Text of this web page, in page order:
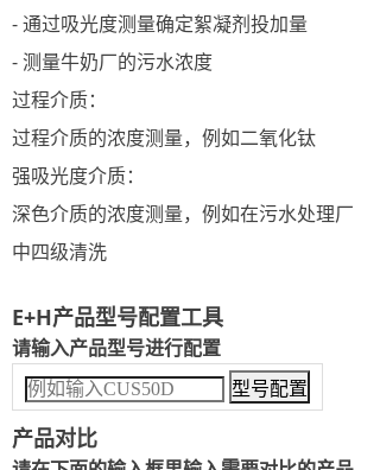
- 通过吸光度测量确定絮凝剂投加量
- 测量牛奶厂的污水浓度
过程介质：
过程介质的浓度测量，例如二氧化钛
强吸光度介质：
深色介质的浓度测量，例如在污水处理厂
中四级清洗
E+H产品型号配置工具
请输入产品型号进行配置
产品对比